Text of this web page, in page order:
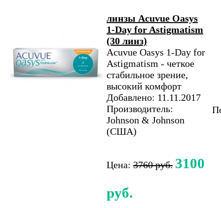
линзы Acuvue Oasys
1-Day for Astigmatism
(30 линз)
Acuvue Oasys 1-Day for
Astigmatism - четкое
стабильное зрение,
высокий комфорт
Добавлено: 11.11.2017
Производитель:
Johnson & Johnson
(США)
Цена: 3760 руб. 3100
руб.